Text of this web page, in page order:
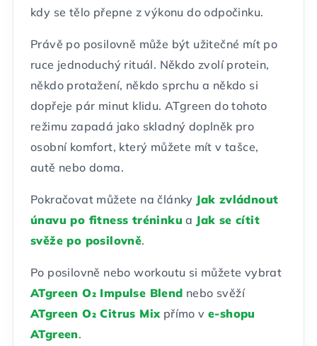
kdy se tělo přepne z výkonu do odpočinku.
Právě po posilovně může být užitečné mít po
ruce jednoduchý rituál. Někdo zvolí protein,
někdo protažení, někdo sprchu a někdo si
dopřeje pár minut klidu. ATgreen do tohoto
režimu zapadá jako skladný doplněk pro
osobní komfort, který můžete mít v tašce,
autě nebo doma.
Pokračovat můžete na články Jak zvládnout
únavu po fitness tréninku a Jak se cítit
svěže po posilovně.
Po posilovně nebo workoutu si můžete vybrat
ATgreen O₂ Impulse Blend nebo svěží
ATgreen O₂ Citrus Mixpřímo ve-shopu
ATgreen.